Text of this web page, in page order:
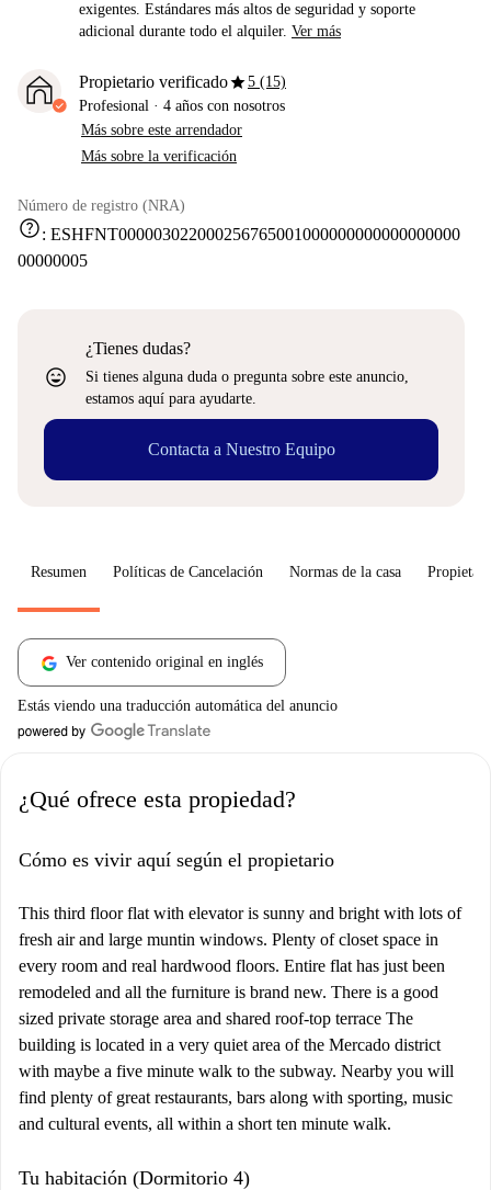
exigentes. Estándares más altos de seguridad y soporte
adicional durante todo el alquiler. Ver más
Propietario verificadostar5 (15)
Profesional · 4 años con nosotros
Más sobre este arrendador
Más sobre la verificación
Número de registro (NRA)
help: ESHFNT000003022000256765001000000000000000000
00000005
sentiment_very_satisfied
¿Tienes dudas?
Si tienes alguna duda o pregunta sobre este anuncio,
estamos aquí para ayudarte.
Contacta a Nuestro Equipo
Resumen Políticas de Cancelación Normas de la casa
Ver contenido original en inglés
Estás viendo una traducción automática del anuncio
¿Qué ofrece esta propiedad?
Cómo es vivir aquí según el propietario
This third floor flat with elevator is sunny and bright with lots of
fresh air and large muntin windows. Plenty of closet space in
every room and real hardwood floors. Entire flat has just been
remodeled and all the furniture is brand new. There is a good
sized private storage area and shared roof-top terrace The
building is located in a very quiet area of the Mercado district
with maybe a five minute walk to the subway. Nearby you will
find plenty of great restaurants, bars along with sporting, music
and cultural events, all within a short ten minute walk.
Tu habitación (Dormitorio 4)